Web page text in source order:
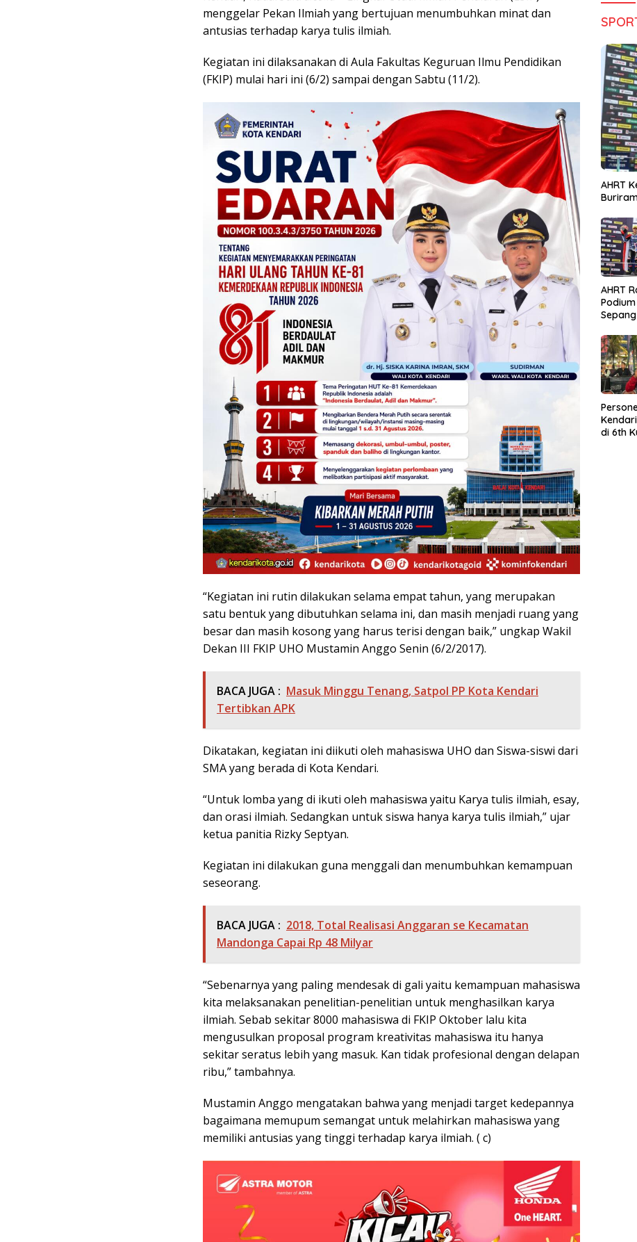
menggelar Pekan Ilmiah yang bertujuan menumbuhkan minat dan
antusias terhadap karya tulis ilmiah.
Kegiatan ini dilaksanakan di Aula Fakultas Keguruan Ilmu Pendidikan
(FKIP) mulai hari ini (6/2) sampai dengan Sabtu (11/2).
“Kegiatan ini rutin dilakukan selama empat tahun, yang merupakan
satu bentuk yang dibutuhkan selama ini, dan masih menjadi ruang yang
besar dan masih kosong yang harus terisi dengan baik,” ungkap Wakil
Dekan III FKIP UHO Mustamin Anggo Senin (6/2/2017).
BACA JUGA : Masuk Minggu Tenang, Satpol PP Kota Kendari
Tertibkan APK
Dikatakan, kegiatan ini diikuti oleh mahasiswa UHO dan Siswa-siswi dari
SMA yang berada di Kota Kendari.
“Untuk lomba yang di ikuti oleh mahasiswa yaitu Karya tulis ilmiah, esay,
dan orasi ilmiah. Sedangkan untuk siswa hanya karya tulis ilmiah,” ujar
ketua panitia Rizky Septyan.
Kegiatan ini dilakukan guna menggali dan menumbuhkan kemampuan
seseorang.
BACA JUGA : 2018, Total Realisasi Anggaran se Kecamatan
Mandonga Capai Rp 48 Milyar
“Sebenarnya yang paling mendesak di gali yaitu kemampuan mahasiswa
kita melaksanakan penelitian-penelitian untuk menghasilkan karya
ilmiah. Sebab sekitar 8000 mahasiswa di FKIP Oktober lalu kita
mengusulkan proposal program kreativitas mahasiswa itu hanya
sekitar seratus lebih yang masuk. Kan tidak profesional dengan delapan
ribu,” tambahnya.
Mustamin Anggo mengatakan bahwa yang menjadi target kedepannya
bagaimana memupum semangat untuk melahirkan mahasiswa yang
memiliki antusias yang tinggi terhadap karya ilmiah. ( c)
AHRT
AHRT
Podium
di 6th